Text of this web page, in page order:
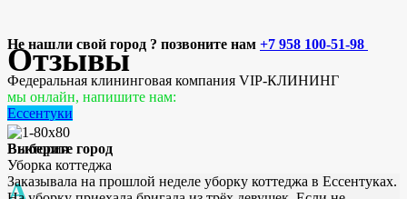
Не нашли свой город ? позвоните нам +7 958 100-51-98
Федеральная клининговая компания VIP-КЛИНИНГ
мы онлайн, напишите нам:
Ессентуки
Выберите город
Отзывы
Виктория
Уборка коттеджа
Заказывала на прошлой неделе уборку коттеджа в Ессентуках.